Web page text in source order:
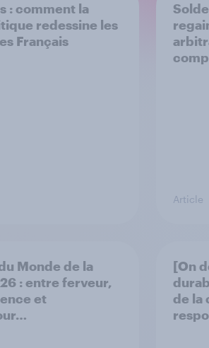
: comment la
redessine les
Français
Article
Monde de la
: entre ferveur,
et
[On
de la